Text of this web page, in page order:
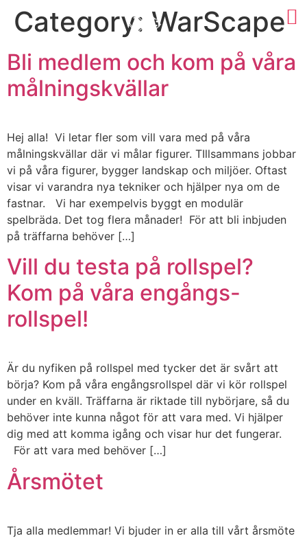
Category: WarScape
Bli medlem och kom på våra
målningskvällar
Hej alla! Vi letar fler som vill vara med på våra
målningskvällar där vi målar figurer. TIllsammans jobbar
vi på våra figurer, bygger landskap och miljöer. Oftast
visar vi varandra nya tekniker och hjälper nya om de
fastnar. Vi har exempelvis byggt en modulär
spelbräda. Det tog flera månader! För att bli inbjuden
på träffarna behöver […]
Vill du testa på rollspel?
Kom på våra engångs-
rollspel!
Är du nyfiken på rollspel med tycker det är svårt att
börja? Kom på våra engångsrollspel där vi kör rollspel
under en kväll. Träffarna är riktade till nybörjare, så du
behöver inte kunna något för att vara med. Vi hjälper
dig med att komma igång och visar hur det fungerar.
För att vara med behöver […]
Årsmötet
Tja alla medlemmar! Vi bjuder in er alla till vårt årsmöte